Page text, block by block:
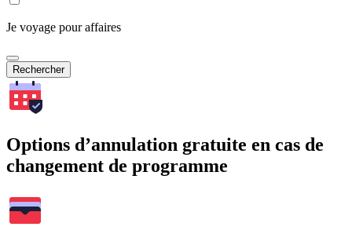
Je voyage pour affaires
Rechercher
Options d’annulation gratuite en cas de
changement de programme